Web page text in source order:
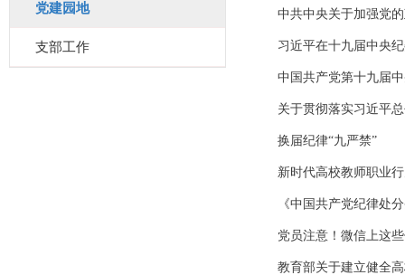
党建园地
支部工作
中共中央关于加强党
习近平在十九届中央
中国共产党第十九届
关于贯彻落实习近平
换届纪律“九严禁”
新时代高校教师职业
《中国共产党纪律处
党员注意！微信上这
教育部关于建立健全